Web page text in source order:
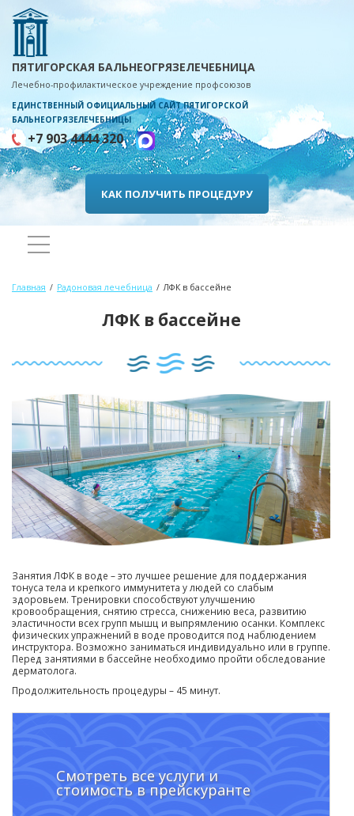
ПЯТИГОРСКАЯ БАЛЬНЕОГРЯЗЕЛЕЧЕБНИЦА
Лечебно-профилактическое учреждение профсоюзов
ЕДИНСТВЕННЫЙ ОФИЦИАЛЬНЫЙ САЙТ ПЯТИГОРСКОЙ
БАЛЬНЕОГРЯЗЕЛЕЧЕБНИЦЫ
+7 903 4444 320
КАК ПОЛУЧИТЬ ПРОЦЕДУРУ
Главная Радоновая лечебница ЛФК в бассейне
ЛФК в бассейне
Занятия ЛФК в воде – это лучшее решение для поддержания
тонуса тела и крепкого иммунитета у людей со слабым
здоровьем. Тренировки способствуют улучшению
кровообращения, снятию стресса, снижению веса, развитию
эластичности всех групп мышц и выпрямлению осанки. Комплекс
физических упражнений в воде проводится под наблюдением
инструктора. Возможно заниматься индивидуально или в группе.
Перед занятиями в бассейне необходимо пройти обследование
дерматолога.
Продолжительность процедуры – 45 минут.
Смотреть все услуги и
стоимость в прейскуранте